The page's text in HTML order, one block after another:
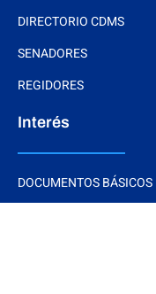
DIRECTORIO CDMS
SENADORES
REGIDORES
Interés
DOCUMENTOS BÁSICOS